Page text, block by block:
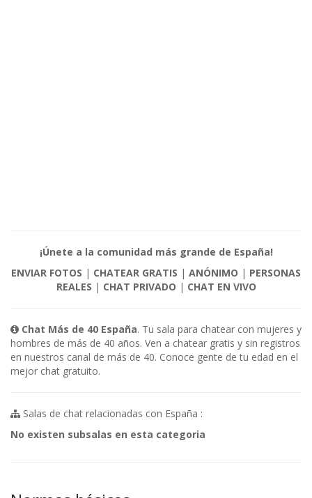
¡Únete a la comunidad más grande de España!
ENVIAR FOTOS | CHATEAR GRATIS | ANÓNIMO | PERSONAS
REALES | CHAT PRIVADO | CHAT EN VIVO
Chat Más de 40 España. Tu sala para chatear con mujeres y
hombres de más de 40 años. Ven a chatear gratis y sin registros
en nuestros canal de más de 40. Conoce gente de tu edad en el
mejor chat gratuito.
Salas de chat relacionadas con España :
No existen subsalas en esta categoria